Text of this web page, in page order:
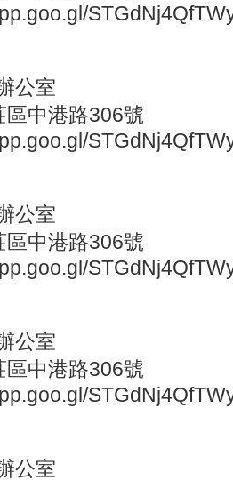
公室
中港路306號
公室
中港路306號
公室
中港路306號
公室